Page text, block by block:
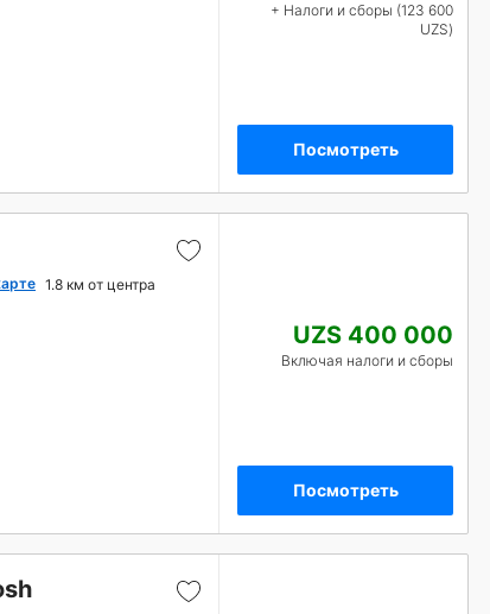
+ Налоги и сборы (123 600
UZS)
Посмотреть
1.8 км от центра
UZS 400 000
Включая налоги и сборы
Посмотреть